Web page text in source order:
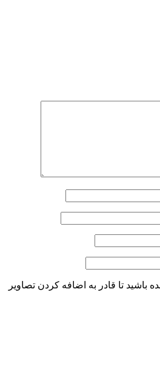
باشید تا قادر به اضافه کردن تصاویر